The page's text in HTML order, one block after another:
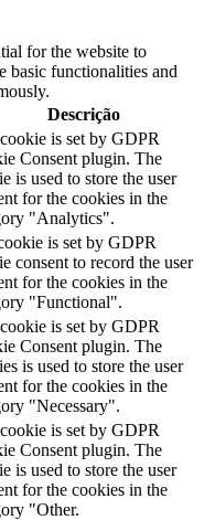
for the website to
basic functionalities and
Descrição
is set by GDPR
Consent plugin. The
is used to store the user
for the cookies in the
"Analytics".
is set by GDPR
consent to record the user
for the cookies in the
"Functional".
is set by GDPR
Consent plugin. The
is used to store the user
for the cookies in the
"Necessary".
is set by GDPR
Consent plugin. The
is used to store the user
for the cookies in the
"Other.